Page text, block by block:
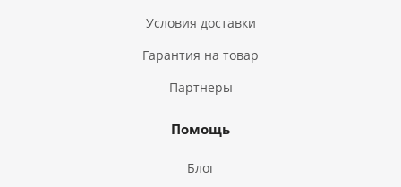
Условия доставки
Гарантия на товар
Партнеры
Помощь
Блог